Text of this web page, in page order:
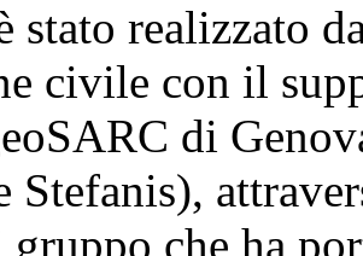
stato realizzato
civile con il
di
Stefanis),
che ha